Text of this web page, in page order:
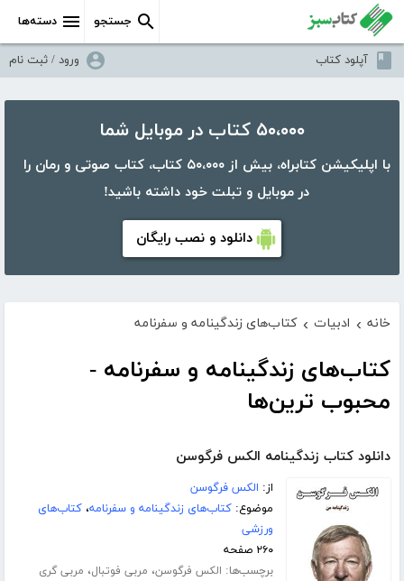
دسته‌ها جستجو
آپلود کتاب ورود / ثبت نام
۵۰،۰۰۰ کتاب در موبایل شما
با اپلیکیشن کتابراه، بیش از ۵۰،۰۰۰ کتاب، کتاب صوتی و رمان را
در موبایل و تبلت خود داشته باشید!
دانلود و نصب رایگان
خانه › ادبیات › کتاب‌های زندگینامه و سفرنامه
کتاب‌های زندگینامه و سفرنامه -
محبوب ترین‌ها
دانلود کتاب زندگینامه الکس فرگوسن
از: الکس فرگوسن
موضوع:کتاب‌های زندگینامه و سفرنامه،کتاب‌های
ورزشی
۲۶۰ صفحه
برچسب‌ها: الکس فرگوسن، مربی فوتبال، مربی گری